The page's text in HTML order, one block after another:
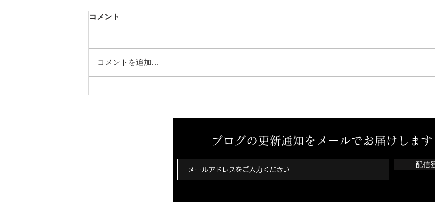
芳醇な香り 予感？ 孤独
コメント
コメントを追加…
ブログの更新通知をメールでお届けします
配信